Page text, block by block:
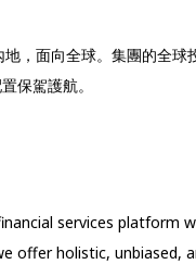
，面向全球。集團的全
保駕護航。
services platform
offer holistic, unbiased,